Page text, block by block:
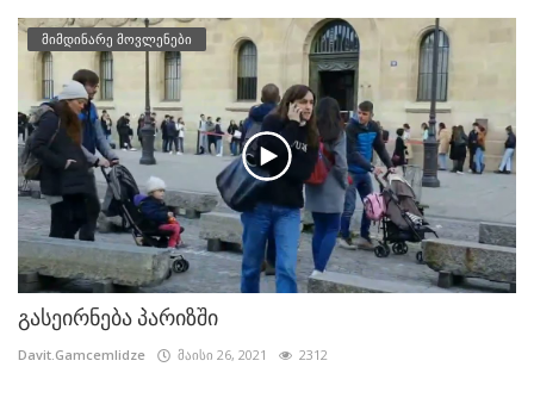
მიმდინარე მოვლენები
გასეირნება პარიზში
Davit.Gamcemlidze მაისი 26, 2021 2312